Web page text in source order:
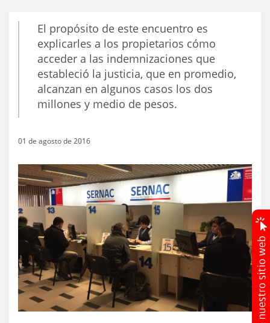
El propósito de este encuentro es
explicarles a los propietarios cómo
acceder a las indemnizaciones que
estableció la justicia, que en promedio,
alcanzan en algunos casos los dos
millones y medio de pesos.
01 de agosto de 2016